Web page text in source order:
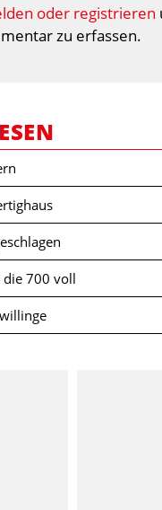
oder registrieren
zu erfassen.
700 voll